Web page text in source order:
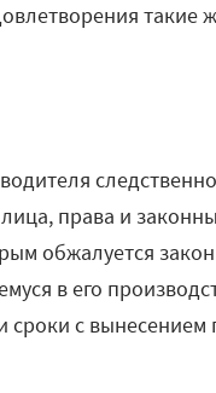
такие
права и
обжалуется
в его
сроки с вынесением